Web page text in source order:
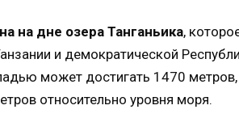
на дне озера Танганьика,
и демократической
может достигать 1470
относительно уровня моря.